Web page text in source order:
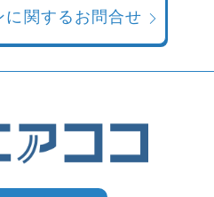
に関するお問合せ